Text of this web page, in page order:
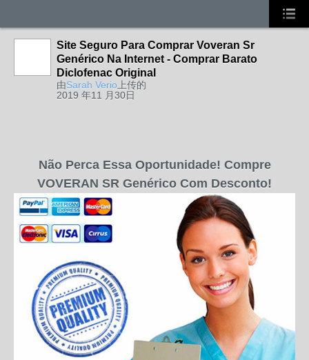
Site Seguro Para Comprar Voveran Sr
Genérico Na Internet - Comprar Barato
Diclofenac Original
由Sarah Verio 上传的
2019 年11 月30日
Não Perca Essa Oportunidade! Compre
VOVERAN SR Genérico Com Desconto!